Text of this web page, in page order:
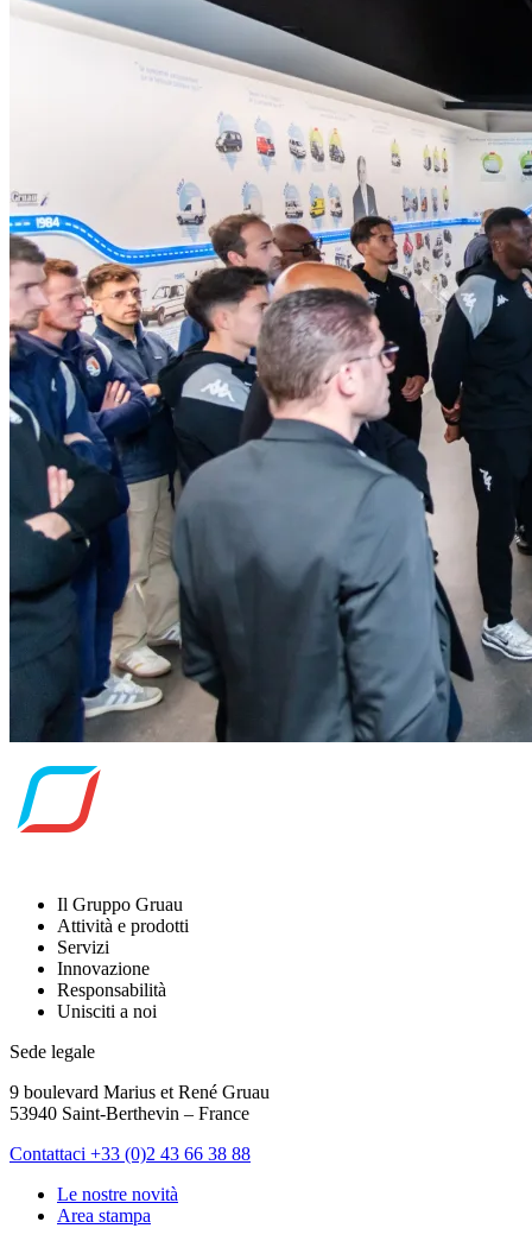
Il Gruppo Gruau
Attività e prodotti
Servizi
Innovazione
Responsabilità
Unisciti a noi
Sede legale
9 boulevard Marius et René Gruau
53940 Saint-Berthevin – France
Contattaci +33 (0)2 43 66 38 88
Le nostre novità
Area stampa